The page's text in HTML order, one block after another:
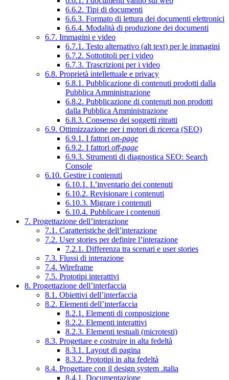
6.6.2. Tipi di documenti
6.6.3. Formato di lettura dei documenti elettronici
6.6.4. Modalità di produzione dei documenti
6.7. Immagini e video
6.7.1. Testo alternativo (alt text) per le immagini
6.7.2. Sottotitoli per i video
6.7.3. Trascrizioni per i video
6.8. Proprietà intellettuale e privacy
6.8.1. Pubblicazione di contenuti prodotti dalla
Pubblica Amministrazione
6.8.2. Pubblicazione di contenuti non prodotti
dalla Pubblica Amministrazione
6.8.3. Consenso dei soggetti ritratti
6.9. Ottimizzazione per i motori di ricerca (SEO)
6.9.1. I fattori on-page
6.9.2. I fattori off-page
6.9.3. Strumenti di diagnostica SEO: Search
Console
6.10. Gestire i contenuti
6.10.1. L’inventario dei contenuti
6.10.2. Revisionare i contenuti
6.10.3. Migrare i contenuti
6.10.4. Pubblicare i contenuti
7. Progettazione dell’interazione
7.1. Caratteristiche dell’interazione
7.2. User stories per definire l’interazione
7.2.1. Differenza tra scenari e user stories
7.3. Flussi di interazione
7.4. Wireframe
7.5. Prototipi interattivi
8. Progettazione dell’interfaccia
8.1. Obiettivi dell’interfaccia
8.2. Elementi dell’interfaccia
8.2.1. Elementi di composizione
8.2.2. Elementi interattivi
8.2.3. Elementi testuali (microtesti)
8.3. Progettare e costruire in alta fedeltà
8.3.1. Layout di pagina
8.3.2. Prototipi in alta fedeltà
8.4. Progettare con il design system .italia
8.4.1. Documentazione